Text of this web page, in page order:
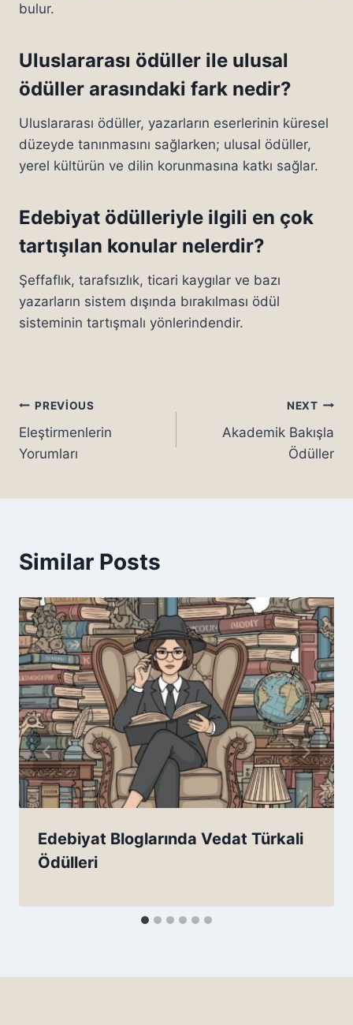
bulur.
Uluslararası ödüller ile ulusal
ödüller arasındaki fark nedir?
Uluslararası ödüller, yazarların eserlerinin küresel
düzeyde tanınmasını sağlarken; ulusal ödüller,
yerel kültürün ve dilin korunmasına katkı sağlar.
Edebiyat ödülleriyle ilgili en çok
tartışılan konular nelerdir?
Şeffaflık, tarafsızlık, ticari kaygılar ve bazı
yazarların sistem dışında bırakılması ödül
sisteminin tartışmalı yönlerindendir.
Yazı
gezinmesi
PREVIOUS
Eleştirmenlerin
Yorumları
NEXT
Akademik Bakışla
Ödüller
Similar Posts
Edebiyat Bloglarında Vedat Türkali
Ödülleri